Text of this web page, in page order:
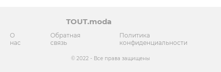
TOUT.moda
О
нас
Обратная
связь
Политика
конфиденциальности
© 2022 - Все права защищены